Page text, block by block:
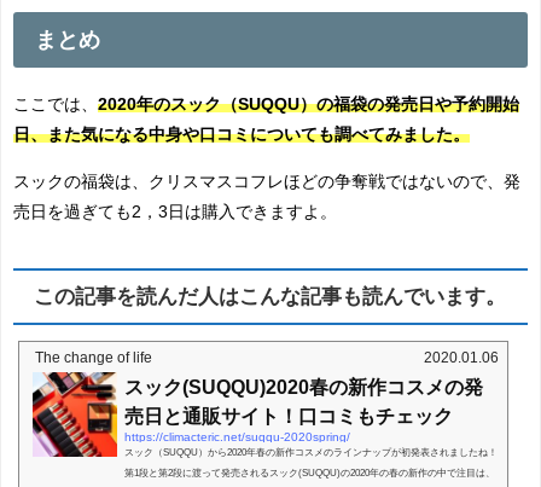
まとめ
ここでは、 2020年のスック（SUQQU）の福袋の発売日や予約開始
日、また気になる中身や口コミについても調べてみました。
スックの福袋は、クリスマスコフレほどの争奪戦ではないので、発
売日を過ぎても2，3日は購入できますよ。
この記事を読んだ人はこんな記事も読んでいます。
The change of life 2020.01.06
スック(SUQQU)2020春の新作コスメの発
売日と通販サイト！口コミもチェック
https://climacteric.net/suqqu-2020spring/
スック（SUQQU）から2020年春の新作コスメのラインナップが初発表されましたね！
第1段と第2段に渡って発売されるスック(SUQQU)の2020年の春の新作の中で注目は、